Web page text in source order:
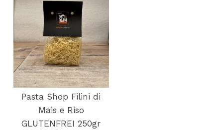
Pasta Shop Filini di
Mais e Riso
GLUTENFREI 250gr